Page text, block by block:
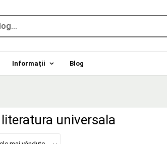
Informații Blog
universala